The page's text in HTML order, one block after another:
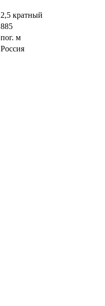
2,5 кратный
885
пог. м
Россия